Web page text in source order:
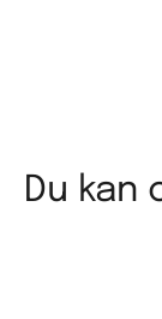
Du kan